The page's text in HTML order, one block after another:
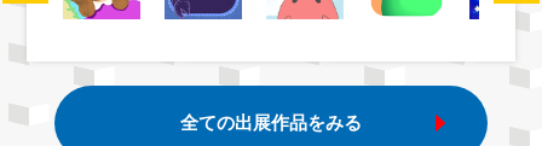
全ての出展作品をみる